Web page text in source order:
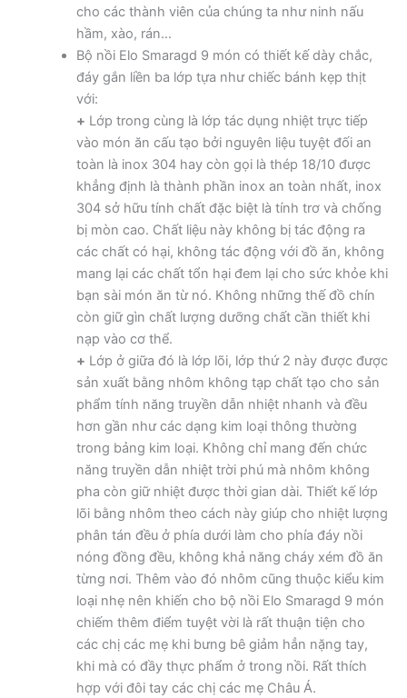
cho các thành viên của chúng ta như ninh nấu
hầm, xào, rán…
Bộ nồi Elo Smaragd 9 món có thiết kế dày chắc,
đáy gắn liền ba lớp tựa như chiếc bánh kẹp thịt
với:
+ Lớp trong cùng là lớp tác dụng nhiệt trực tiếp
vào món ăn cấu tạo bởi nguyên liệu tuyệt đối an
toàn là inox 304 hay còn gọi là thép 18/10 được
khẳng định là thành phần inox an toàn nhất, inox
304 sở hữu tính chất đặc biệt là tính trơ và chống
bị mòn cao. Chất liệu này không bị tác động ra
các chất có hại, không tác động với đồ ăn, không
mang lại các chất tổn hại đem lại cho sức khỏe khi
bạn sài món ăn từ nó. Không những thế đồ chín
còn giữ gìn chất lượng dưỡng chất cần thiết khi
nạp vào cơ thể.
+ Lớp ở giữa đó là lớp lõi, lớp thứ 2 này được được
sản xuất bằng nhôm không tạp chất tạo cho sản
phẩm tính năng truyền dẫn nhiệt nhanh và đều
hơn gần như các dạng kim loại thông thường
trong bảng kim loại. Không chỉ mang đến chức
năng truyền dẫn nhiệt trời phú mà nhôm không
pha còn giữ nhiệt được thời gian dài. Thiết kế lớp
lõi bằng nhôm theo cách này giúp cho nhiệt lượng
phân tán đều ở phía dưới làm cho phía đáy nồi
nóng đồng đều, không khả năng cháy xém đồ ăn
từng nơi. Thêm vào đó nhôm cũng thuộc kiểu kim
loại nhẹ nên khiến cho bộ nồi Elo Smaragd 9 món
chiếm thêm điểm tuyệt vời là rất thuận tiện cho
các chị các mẹ khi bưng bê giảm hẳn nặng tay,
khi mà có đầy thực phẩm ở trong nồi. Rất thích
hợp với đôi tay các chị các mẹ Châu Á.